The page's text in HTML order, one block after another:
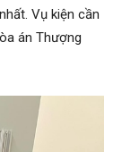
Vụ kiện cần
án Thượng